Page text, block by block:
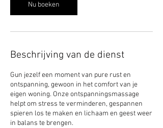
Nu boeken
Beschrijving van de dienst
Gun jezelf een moment van pure rust en
ontspanning, gewoon in het comfort van je
eigen woning. Onze ontspanningsmassage
helpt om stress te verminderen, gespannen
spieren los te maken en lichaam en geest weer
in balans te brengen.